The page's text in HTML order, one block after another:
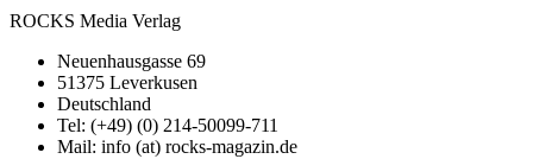
ROCKS Media Verlag
Neuenhausgasse 69
51375 Leverkusen
Deutschland
Tel: (+49) (0) 214-50099-711
Mail: info (at) rocks-magazin.de